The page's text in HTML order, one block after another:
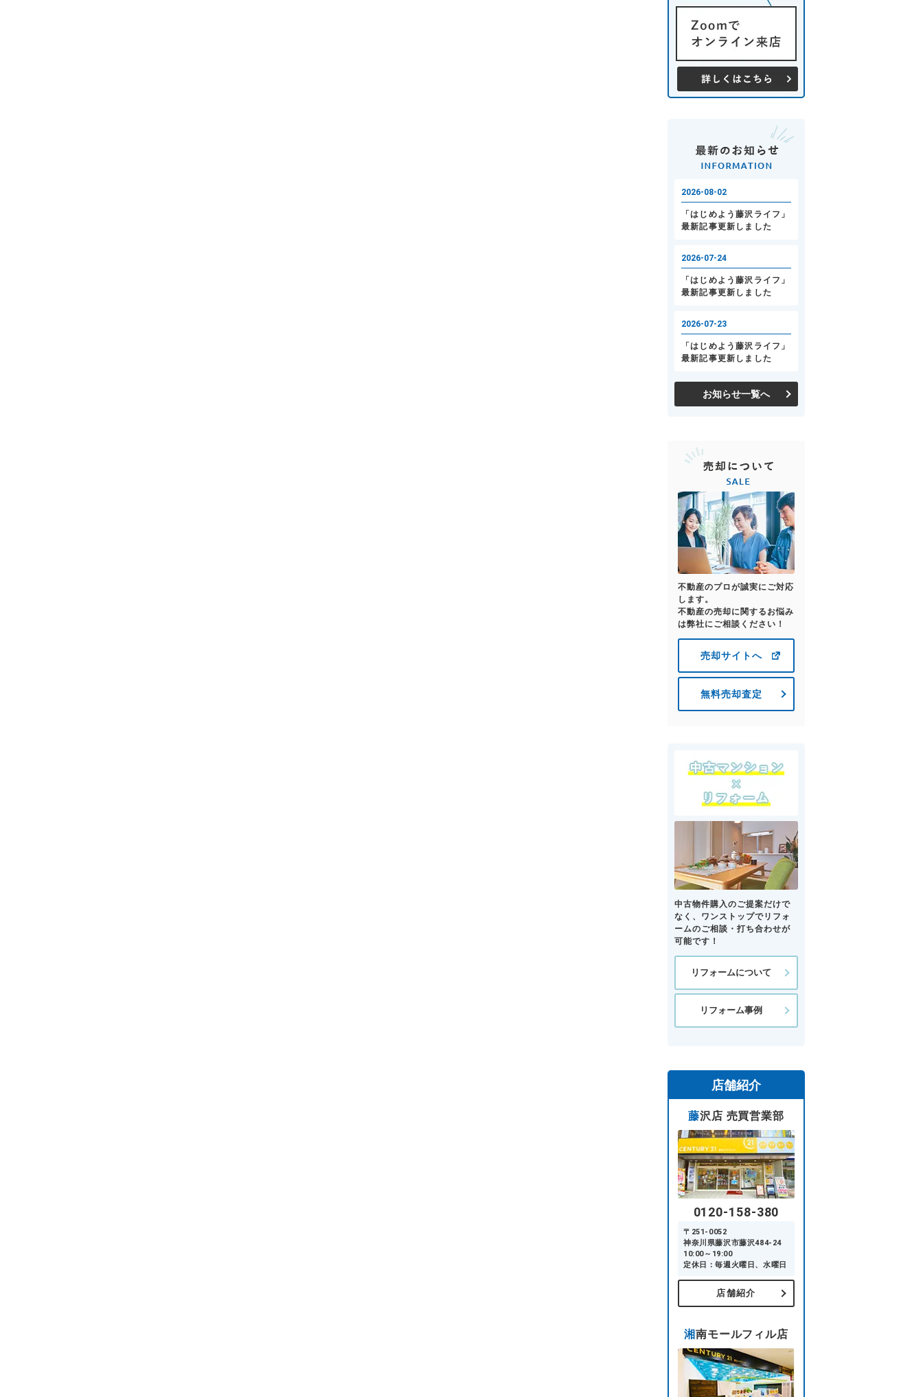
お知らせ一覧へ
不動産のプロが誠実にご対応
します。
不動産の売却に関するお悩み
は弊社にご相談ください！
売却サイトへ
無料売却査定
中古物件購入のご提案だけで
なく、ワンストップでリフォ
ームのご相談・打ち合わせが
可能です！
リフォームについて
リフォーム事例
店舗紹介
藤沢店 売買営業部
0120-158-380
〒251-0052
神奈川県藤沢市藤沢484-24
10:00～19:00
定休日：毎週火曜日、水曜日
店舗紹介
湘南モールフィル店